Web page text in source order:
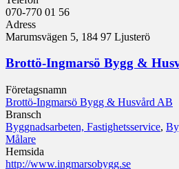
070-770 01 56
Adress
Marumsvägen 5, 184 97 Ljusterö
Brottö-Ingmarsö Bygg &
Företagsnamn
Brottö-Ingmarsö Bygg & Husvård AB
Bransch
Byggnadsarbeten, Fastighetsservice,
Målare
Hemsida
http://www.ingmarsobygg.se